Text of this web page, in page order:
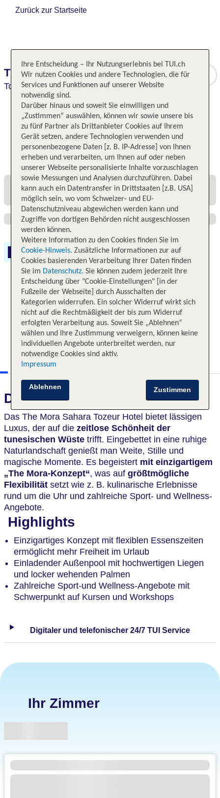
Zurück zur Startseite
The Mora Sahara Tozeur
Tozeur,Region Bled El Djerid,Tunesien
Alle Angebote und Preise
Free WLAN
Das erwartet Sie
Das The Mora Sahara Tozeur Hotel bietet lässigen
Luxus, der auf die zeitlose Schönheit der
tunesischen Wüste trifft. Eingebettet in eine ruhige
Naturlandschaft genießt man Weite, Stille und
magische Momente. Es begeistert mit einzigartigem
„The Mora-Konzept“, was auf größtmögliche
Flexibilität setzt wie z. B. kulinarische Erlebnisse
rund um die Uhr und zahlreiche Sport- und Wellness-
Angebote.
Highlights
Einzigartiges Konzept mit flexiblen Essenszeiten
ermöglicht mehr Freiheit im Urlaub
Einladender Außenpool mit hochwertigen Liegen
und locker wehenden Palmen
Zahlreiche Sport-und Wellness-Angebote mit
Schwerpunkt auf Kursen und Workshops
Digitaler und telefonischer 24/7 TUI Service
Ihr Zimmer
Ihre Entscheidung – Ihr Nutzungserlebnis bei TUI.ch
Wir nutzen Cookies und andere Technologien, die für
Services und Funktionen auf unserer Website
notwendig sind.
Darüber hinaus und soweit Sie einwilligen und
„Zustimmen“ auswählen, können wir sowie unsere bis
zu fünf Partner als Drittanbieter Cookies auf Ihrem
Gerät setzen, andere Technologien verwenden und
personenbezogene Daten [z. B. IP-Adresse] von Ihnen
erheben und verarbeiten, um Ihnen auf oder neben
unserer Webseite personalisierte Inhalte vorzuschlagen
sowie Messungen und Analysen durchzuführen. Dabei
kann auch ein Datentransfer in Drittstaaten [z.B. USA]
möglich sein, wo vom Schweizer- und EU-
Datenschutzniveau abgewichen werden kann und
Zugriffe von dortigen Behörden nicht ausgeschlossen
werden können.
Weitere Information zu den Cookies finden Sie im
Cookie-Hinweis. Zusätzliche Informationen zur auf
Cookies basierenden Verarbeitung Ihrer Daten finden
Sie im Datenschutz. Sie können zudem jederzeit Ihre
Entscheidung über "Cookie-Einstellungen" [in der
Fußzeile der Webseite] durch Ausschalten der
Kategorien widerrufen. Ein solcher Widerruf wirkt sich
nicht auf die Rechtmäßigkeit der bis zum Widerruf
erfolgten Verarbeitung aus. Soweit Sie „Ablehnen“
wählen und Ihre Zustimmung verweigern, können keine
individuellen Angebote unterbreitet werden, nur
notwendige Cookies sind aktiv.
Impressum
Zustimmen
Ablehnen